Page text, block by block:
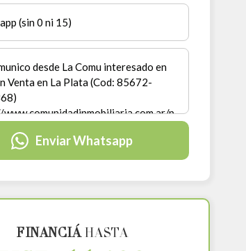
Enviar Whatsapp
FINANCIÁHASTA